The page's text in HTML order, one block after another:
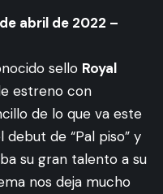
abril de 2022 –
sello Royal
estreno con
de lo que va este
debut de “Pal piso” y
su gran talento a su
nos deja mucho